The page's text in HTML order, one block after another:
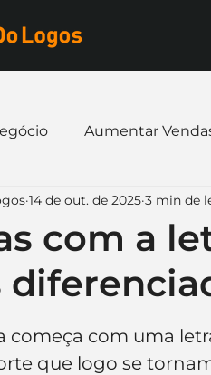
Aumentar
Email marketing
Marca Nome para
com a
14 de out. de 2025 3 min de
NaN de 5 estrelas.
começa com uma
que logo se